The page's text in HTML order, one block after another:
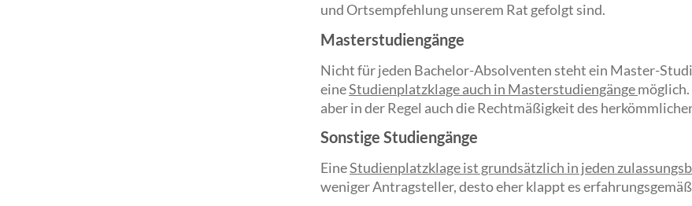
und Ortsempfehlung unserem Rat gefolgt sind.
Masterstudiengänge
Nicht für jeden Bachelor-Absolventen steht ein Master-
eineStudienplatzklage auch in Masterstudiengänge
aber in der Regel auch die Rechtmäßigkeit des
Sonstige Studiengänge
EineStudienplatzklage ist grundsätzlich in jeden
weniger Antragsteller, desto eher klappt es